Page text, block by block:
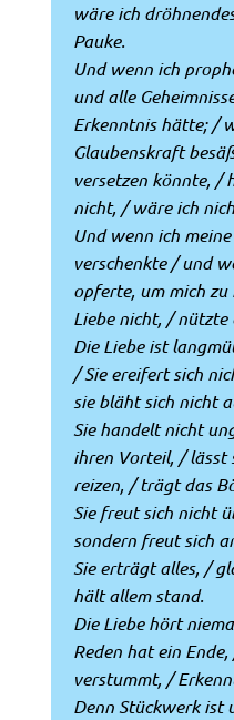
wäre ich
Pauke.
Und wenn ich
und alle
Erkenntnis hätte; /
Glaubenskraft
versetzen könnte, /
nicht, / wäre ich
Und wenn ich
verschenkte / und
opferte, um mich
Liebe nicht, / nützte
Die Liebe ist
/ Sie ereifert sich
sie bläht sich nicht
Sie handelt nicht
ihren Vorteil, / lässt
reizen, / trägt das
Sie freut sich nicht
sondern freut sich
Sie erträgt alles, /
hält allem stand.
Die Liebe hört
Reden hat ein
verstummt, /
Denn Stückwerk ist